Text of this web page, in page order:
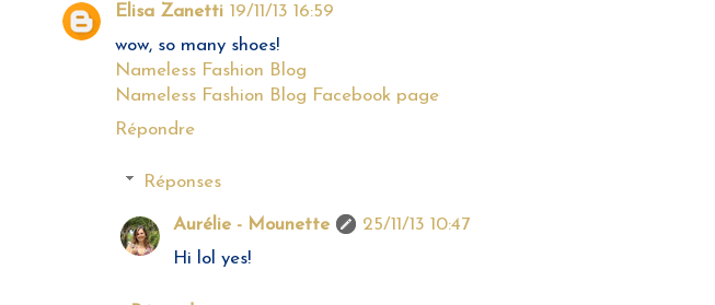
Elisa Zanetti 19/11/13 16:59
wow, so many shoes!
Nameless Fashion Blog
Nameless Fashion Blog Facebook page
Répondre
Réponses
Aurélie - Mounette
25/11/13 10:47
Hi lol yes!